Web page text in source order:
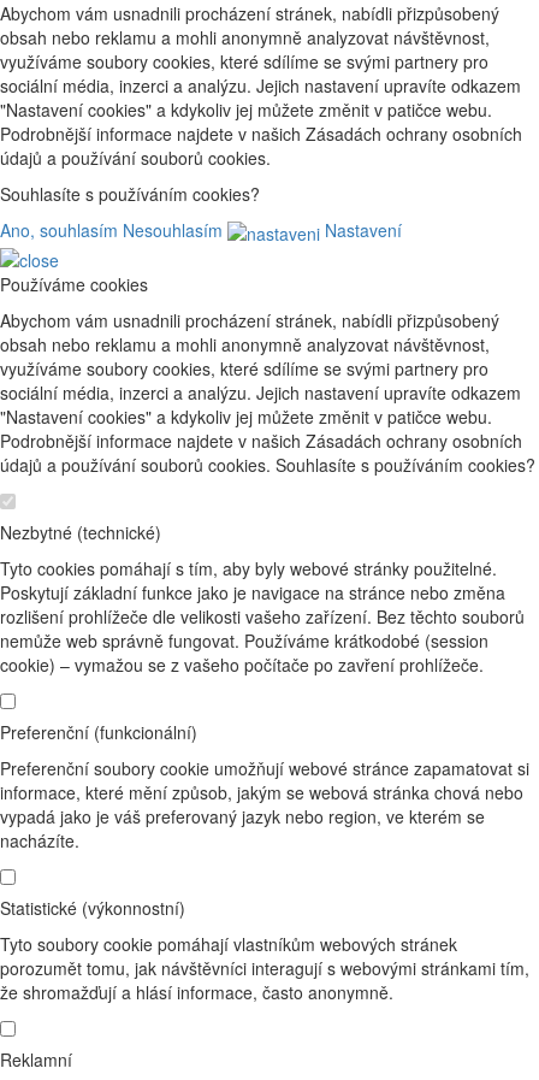
Abychom vám usnadnili procházení stránek, nabídli přizpůsobený
obsah nebo reklamu a mohli anonymně analyzovat návštěvnost,
využíváme soubory cookies, které sdílíme se svými partnery pro
sociální média, inzerci a analýzu. Jejich nastavení upravíte odkazem
"Nastavení cookies" a kdykoliv jej můžete změnit v patičce webu.
Podrobnější informace najdete v našich Zásadách ochrany osobních
údajů a používání souborů cookies.
Souhlasíte s používáním cookies?
Ano, souhlasím Nesouhlasím Nastavení
Používáme cookies
Abychom vám usnadnili procházení stránek, nabídli přizpůsobený
obsah nebo reklamu a mohli anonymně analyzovat návštěvnost,
využíváme soubory cookies, které sdílíme se svými partnery pro
sociální média, inzerci a analýzu. Jejich nastavení upravíte odkazem
"Nastavení cookies" a kdykoliv jej můžete změnit v patičce webu.
Podrobnější informace najdete v našich Zásadách ochrany osobních
údajů a používání souborů cookies. Souhlasíte s používáním cookies?
Nezbytné (technické)
Tyto cookies pomáhají s tím, aby byly webové stránky použitelné.
Poskytují základní funkce jako je navigace na stránce nebo změna
rozlišení prohlížeče dle velikosti vašeho zařízení. Bez těchto souborů
nemůže web správně fungovat. Používáme krátkodobé (session
cookie) – vymažou se z vašeho počítače po zavření prohlížeče.
Preferenční (funkcionální)
Preferenční soubory cookie umožňují webové stránce zapamatovat si
informace, které mění způsob, jakým se webová stránka chová nebo
vypadá jako je váš preferovaný jazyk nebo region, ve kterém se
nacházíte.
Statistické (výkonnostní)
Tyto soubory cookie pomáhají vlastníkům webových stránek
porozumět tomu, jak návštěvníci interagují s webovými stránkami tím,
že shromažďují a hlásí informace, často anonymně.
Reklamní